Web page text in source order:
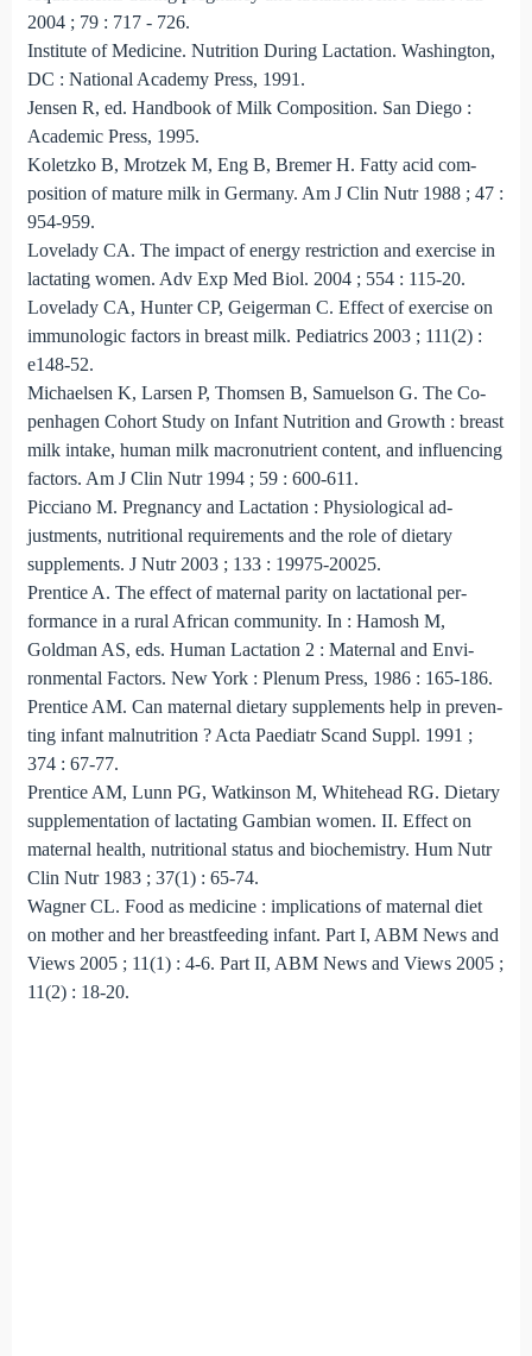
2004 ; 79 : 717 - 726.
Institute of Medicine. Nutrition During Lactation. Washing­ton,
DC : National Academy Press, 1991.
Jensen R, ed. Handbook of Milk Composition. San Diego :
Academic Press, 1995.
Koletzko B, Mrotzek M, Eng B, Bremer H. Fatty acid com­
position of mature milk in Germany. Am J Clin Nutr 1988 ; 47 :
954-959.
Lovelady CA. The impact of energy restriction and exercise in
lactating women. Adv Exp Med Biol. 2004 ; 554 : 115-20.
Lovelady CA, Hunter CP, Geigerman C. Effect of exercise on
immunologic factors in breast milk. Pediatrics 2003 ; 111(2) :
e148-52.
Michaelsen K, Larsen P, Thomsen B, Samuelson G. The Co­
penhagen Cohort Study on Infant Nutrition and Growth : breast
milk intake, human milk macronutrient content, and in­fluencing
factors. Am J Clin Nutr 1994 ; 59 : 600-611.
Picciano M. Pregnancy and Lactation : Physiological ad­
justments, nutritional requirements and the role of dietary
supplements. J Nutr 2003 ; 133 : 19975-20025.
Prentice A. The effect of maternal parity on lacta­tional per­
formance in a rural African community. In : Hamosh M,
Goldman AS, eds. Human Lactation 2 : Maternal and Envi­
ronmental Factors. New York : Plenum Press, 1986 : 165-186.
Prentice AM. Can maternal dietary supplements help in preven­
ting infant malnutrition ? Acta Paediatr Scand Suppl. 1991 ;
374 : 67-77.
Prentice AM, Lunn PG, Watkinson M, Whitehead RG. Die­tary
supplementation of lactating Gambian women. II. Effect on
maternal health, nutritional status and biochemistry. Hum Nutr
Clin Nutr 1983 ; 37(1) : 65-74.
Wagner CL. Food as medicine : implications of maternal diet
on mother and her breastfeeding infant. Part I, ABM News and
Views 2005 ; 11(1) : 4-6. Part II, ABM News and Views 2005 ;
11(2) : 18-20.